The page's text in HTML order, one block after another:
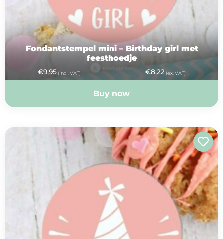
Fondantstempel mini – Birthday girl met
feesthoedje
€9,95 (incl. VAT) €8,22 (ex. VAT)
Buy now